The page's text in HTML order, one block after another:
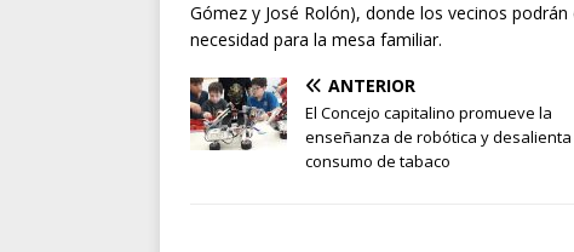
Gómez y José Rolón), donde los vecinos
necesidad para la mesa familiar.
ANTERIOR
El Concejo capitalino promueve la
enseñanza de robótica y desalienta
consumo de tabaco